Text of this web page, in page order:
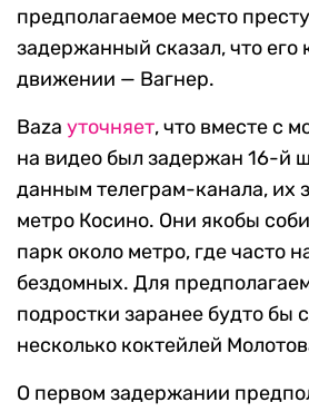
предполагаемое место
задержанный сказал, что его
движении — Вагнер.
Baza уточняет, что вместе с
на видео был задержан 16-й
данным телеграм-канала, их
метро Косино. Они якобы
парк около метро, где часто
бездомных. Для
подростки заранее будто бы
несколько коктейлей
О первом задержании